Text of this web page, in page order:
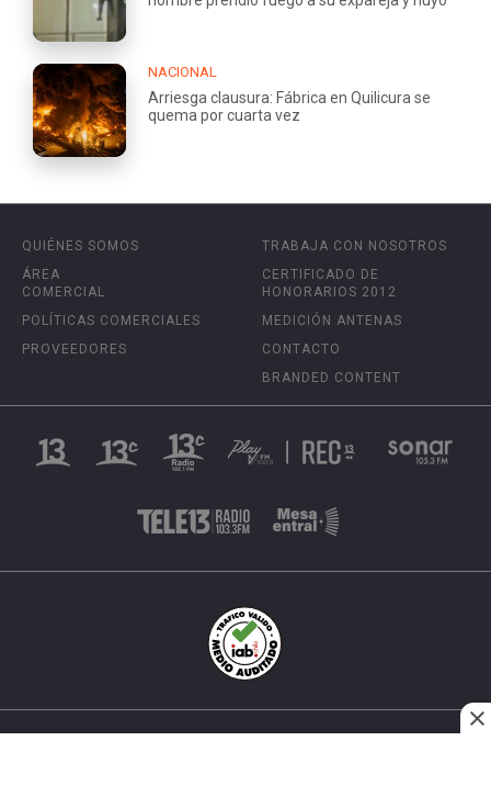
NACIONAL
Arriesga clausura: Fábrica en Quilicura se
quema por cuarta vez
QUIÉNES SOMOS
ÁREA
COMERCIAL
POLÍTICAS COMERCIALES
PROVEEDORES
TRABAJA CON NOSOTROS
CERTIFICADO DE
HONORARIOS 2012
MEDICIÓN ANTENAS
CONTACTO
BRANDED CONTENT